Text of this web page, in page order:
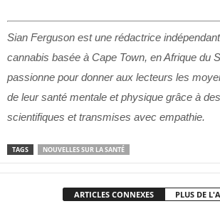
Sian Ferguson est une rédactrice
cannabis basée à Cape Town, en Afrique du
passionne pour donner aux lecteurs les
de leur santé mentale et physique grâce à
scientifiques et transmises avec empathie.
TAGS NOUVELLES SUR LA SANTÉ
ARTICLES CONNEXES PLUS DE